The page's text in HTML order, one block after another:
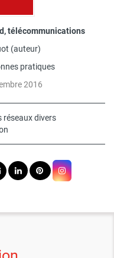
télécommunications
(auteur)
pratiques
2016
réseaux divers